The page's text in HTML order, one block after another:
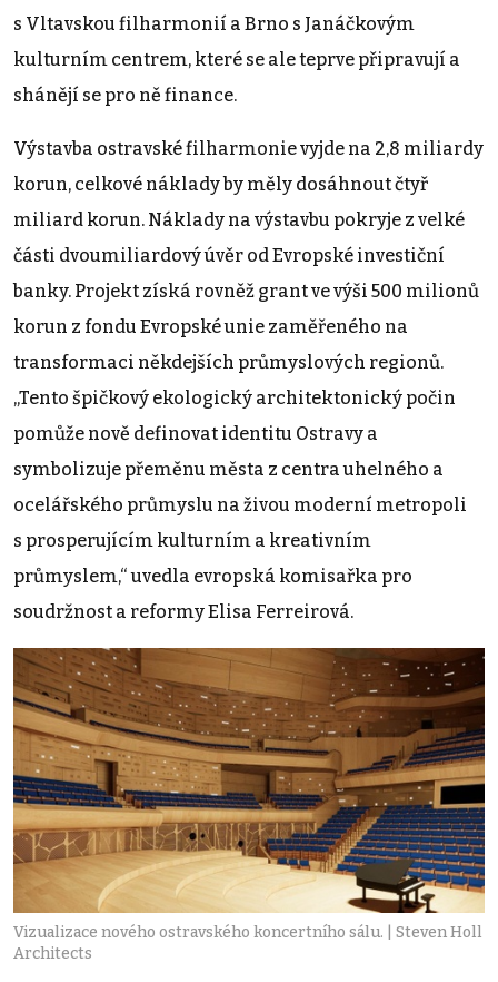
s Vltavskou filharmonií a Brno s Janáčkovým
kulturním centrem, které se ale teprve připravují a
shánějí se pro ně finance.
Výstavba ostravské filharmonie vyjde na 2,8 miliardy
korun, celkové náklady by měly dosáhnout čtyř
miliard korun. Náklady na výstavbu pokryje z velké
části dvoumiliardový úvěr od Evropské investiční
banky. Projekt získá rovněž grant ve výši 500 milionů
korun z fondu Evropské unie zaměřeného na
transformaci někdejších průmyslových regionů.
„Tento špičkový ekologický architektonický počin
pomůže nově definovat identitu Ostravy a
symbolizuje přeměnu města z centra uhelného a
ocelářského průmyslu na živou moderní metropoli
s prosperujícím kulturním a kreativním
průmyslem,“ uvedla evropská komisařka pro
soudržnost a reformy Elisa Ferreirová.
Vizualizace nového ostravského koncertního sálu. | Steven Holl
Architects